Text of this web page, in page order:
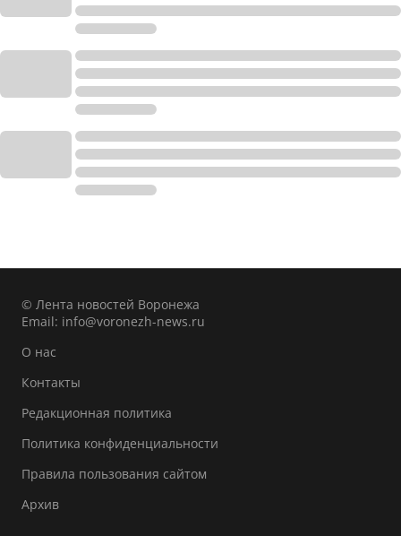
© Лента новостей Воронежа
Email: info@voronezh-news.ru
О нас
Контакты
Редакционная политика
Политика конфиденциальности
Правила пользования сайтом
Архив